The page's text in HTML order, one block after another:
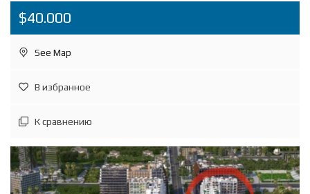
$40.000
See Map
В избранное
К сравнению